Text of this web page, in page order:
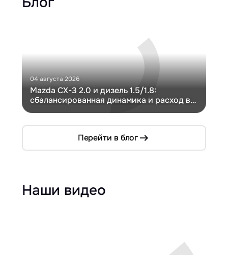
04 августа 2026
Mazda CX-3 2.0 и дизель 1.5/1.8:
сбалансированная динамика и расход в
Перейти в блог
Наши видео